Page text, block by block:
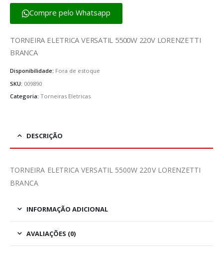
Compre pelo Whatsapp
TORNEIRA ELETRICA VERSATIL 5500W 220V LORENZETTI
BRANCA
Disponibilidade: Fora de estoque
SKU: 009890
Categoria: Torneiras Eletricas
DESCRIÇÃO
TORNEIRA ELETRICA VERSATIL 5500W 220V LORENZETTI
BRANCA
INFORMAÇÃO ADICIONAL
AVALIAÇÕES (0)